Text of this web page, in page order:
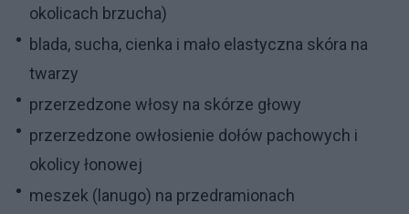
okolicach brzucha)
blada, sucha, cienka i mało elastyczna skóra na
twarzy
przerzedzone włosy na skórze głowy
przerzedzone owłosienie dołów pachowych i
okolicy łonowej
meszek (lanugo) na przedramionach